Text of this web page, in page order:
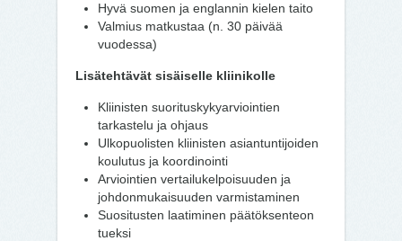
Hyvä suomen ja englannin kielen taito
Valmius matkustaa (n. 30 päivää
vuodessa)
Lisätehtävät sisäiselle kliinikolle
Kliinisten suorituskykyarviointien
tarkastelu ja ohjaus
Ulkopuolisten kliinisten asiantuntijoiden
koulutus ja koordinointi
Arviointien vertailukelpoisuuden ja
johdonmukaisuuden varmistaminen
Suositusten laatiminen päätöksenteon
tueksi